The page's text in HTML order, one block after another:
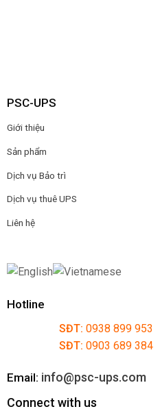
PSC-UPS
Giới thiệu
Sản phẩm
Dịch vụ Bảo trì
Dịch vụ thuê UPS
Liên hệ
Hotline
SĐT: 0938 899 953
SĐT: 0903 689 384
Email: info@psc-ups.com
Connect with us